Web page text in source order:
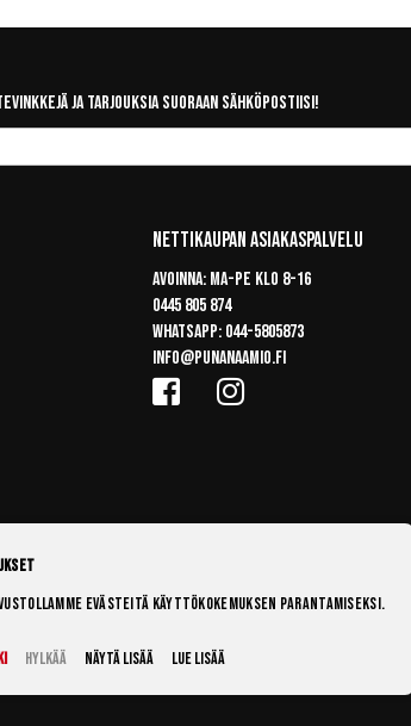
ja tarjouksia suoraan sähköpostiisi!
Nettikaupan Asiakaspalvelu
Avoinna: Ma-pe klo 8-16
0445 805 874
Whatsapp: 044-5805873
info@punanaamio.fi
evästeitä käyttökokemuksen parantamiseksi.
Hylkää Näytä lisää Lue lisää